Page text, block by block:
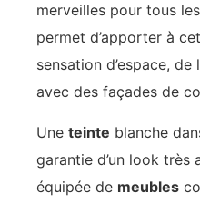
merveilles pour tous
permet d’apporter à
sensation d’espace,
avec des façades de
Une teinte blanche
garantie d’un look très
équipée de meubles